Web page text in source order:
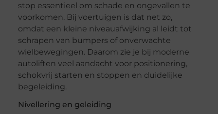
stop essentieel om schade en ongevallen te
voorkomen. Bij voertuigen is dat net zo,
omdat een kleine niveauafwijking al leidt tot
schrapen van bumpers of onverwachte
wielbewegingen. Daarom zie je bij moderne
autoliften veel aandacht voor positionering,
schokvrij starten en stoppen en duidelijke
begeleiding.
Nivellering en geleiding